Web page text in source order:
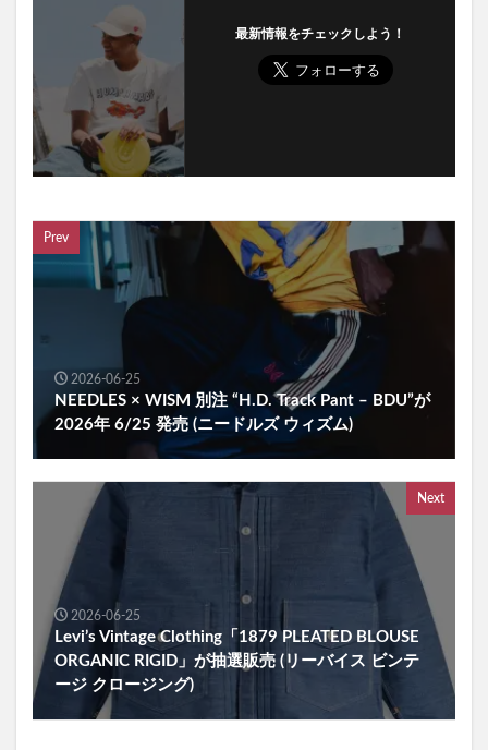
最新情報をチェックしよう！
Prev
2026-06-25
NEEDLES × WISM 別注 “H.D. Track Pant – BDU”が
2026年 6/25 発売 (ニードルズ ウィズム)
Next
2026-06-25
Levi’s Vintage Clothing「1879 PLEATED BLOUSE
ORGANIC RIGID」が抽選販売 (リーバイス ビンテ
ージ クロージング)